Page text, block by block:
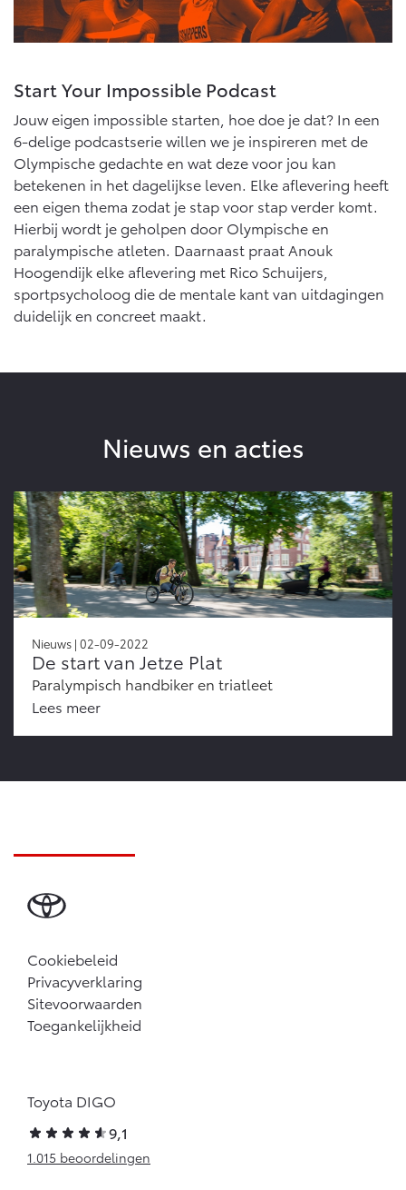
Start Your Impossible Podcast
Jouw eigen impossible starten, hoe doe je dat? In een
6-delige podcastserie willen we je inspireren met de
Olympische gedachte en wat deze voor jou kan
betekenen in het dagelijkse leven. Elke aflevering heeft
een eigen thema zodat je stap voor stap verder komt.
Hierbij wordt je geholpen door Olympische en
paralympische atleten. Daarnaast praat Anouk
Hoogendijk elke aflevering met Rico Schuijers,
sportpsycholoog die de mentale kant van uitdagingen
duidelijk en concreet maakt.
Nieuws en acties
Nieuws | 02-09-2022
De start van Jetze Plat
Paralympisch handbiker en triatleet
Lees meer
Cookiebeleid
Privacyverklaring
Sitevoorwaarden
Toegankelijkheid
Toyota DIGO
9,1
1.015 beoordelingen